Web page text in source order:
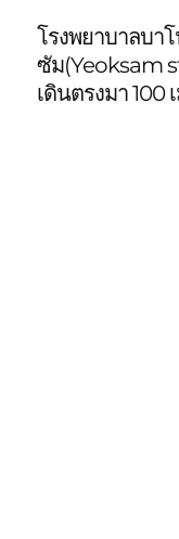
โรงพยาบาลบา
ซัม(Yeoksam
เดินตรงมา 100